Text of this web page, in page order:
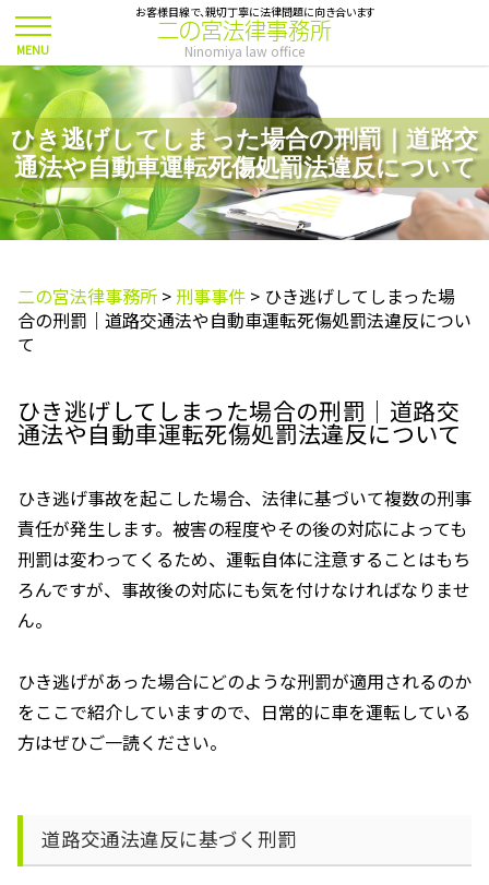
ひき逃げしてしまった場合の刑罰｜道路交
通法や自動車運転死傷処罰法違反について
お客様目線で、親切丁寧に法律問題に向き合います
二の宮法律事務所
Ninomiya law office
二の宮法律事務所 >刑事事件 > ひき逃げしてしまった場
合の刑罰｜道路交通法や自動車運転死傷処罰法違反につい
て
ひき逃げしてしまった場合の刑罰｜道路交
通法や自動車運転死傷処罰法違反について
ひき逃げ事故を起こした場合、法律に基づいて複数の刑事
責任が発生します。被害の程度やその後の対応によっても
刑罰は変わってくるため、運転自体に注意することはもち
ろんですが、事故後の対応にも気を付けなければなりませ
ん。
ひき逃げがあった場合にどのような刑罰が適用されるのか
をここで紹介していますので、日常的に車を運転している
方はぜひご一読ください。
道路交通法違反に基づく刑罰